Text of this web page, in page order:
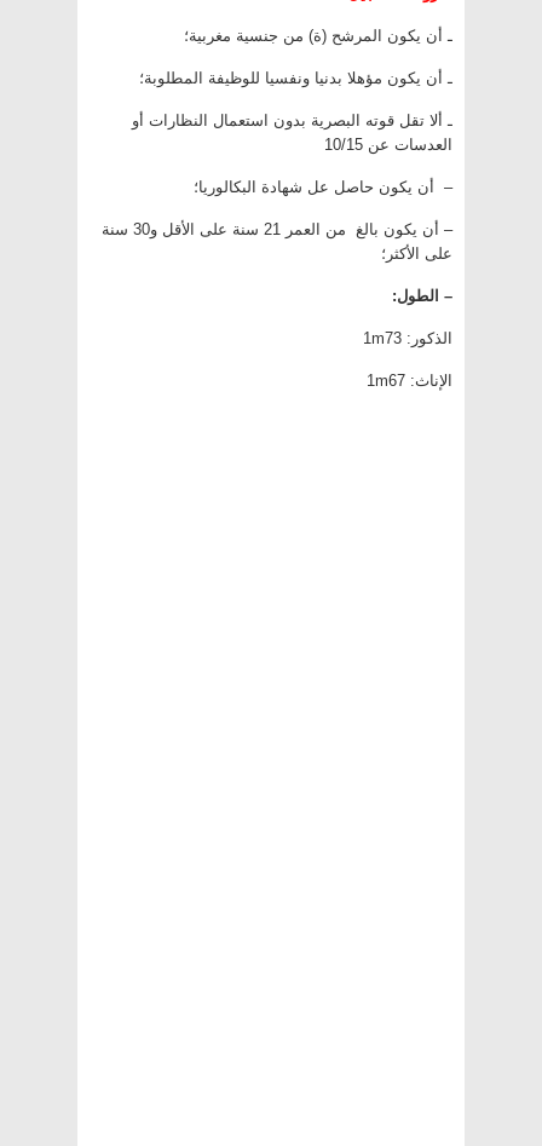
ـ أن يكون المرشح (ة) من جنسية مغربية؛
ـ أن يكون مؤهلا بدنيا ونفسيا للوظيفة المطلوبة؛
ـ ألا تقل قوته البصرية بدون استعمال النظارات أو
العدسات عن 10/15
– أن يكون حاصل عل شهادة البكالوريا؛
– أن يكون بالغ من العمر 21 سنة على الأقل و30 سنة
على الأكثر؛
– الطول:
الذكور: 1m73
الإناث: 1m67